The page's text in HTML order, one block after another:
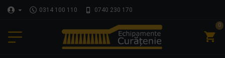
0314 100 110 0740 230 170
0